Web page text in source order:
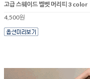
고급 스웨이드 벨벳 머리띠 3 color
4,500원